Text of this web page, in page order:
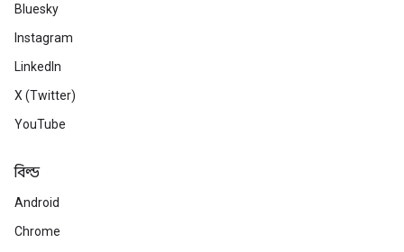
Bluesky
Instagram
LinkedIn
X (Twitter)
YouTube
বিল্ড
Android
Chrome